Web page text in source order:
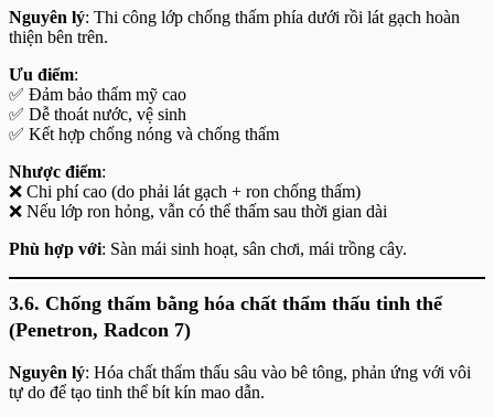
Nguyên lý: Thi công lớp chống thấm phía dưới rồi lát gạch hoàn
thiện bên trên.
Ưu điểm:
✅ Đảm bảo thẩm mỹ cao
✅ Dễ thoát nước, vệ sinh
✅ Kết hợp chống nóng và chống thấm
Nhược điểm:
❌ Chi phí cao (do phải lát gạch + ron chống thấm)
❌ Nếu lớp ron hỏng, vẫn có thể thấm sau thời gian dài
Phù hợp với: Sàn mái sinh hoạt, sân chơi, mái trồng cây.
3.6. Chống thấm bằng hóa chất thẩm thấu tinh thể
(Penetron, Radcon 7)
Nguyên lý: Hóa chất thẩm thấu sâu vào bê tông, phản ứng với vôi
tự do để tạo tinh thể bít kín mao dẫn.